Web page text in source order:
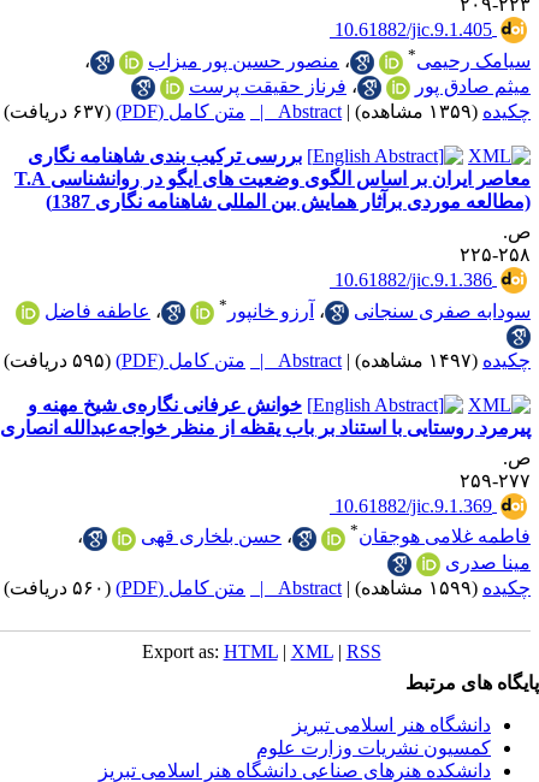
10.61882/
* ،منصور حسین پور میزاب
،
پور
، فرناز حقیقت پرست
|
Abstract | متن کامل (PDF) (۶۳۷ دریافت)
بررسی ترکیب بندی شاهنامه نگاری
معاصر ایران بر اساس الگوی وضعیت های ایگو در روانشناسی T.A
برآثار همایش بین المللی شاهنامه نگاری 1387)
10.61882/
صفری سنجانی
،آرزو خانپور * ،عاطفه فاضل
|
Abstract | متن کامل (PDF) (۵۹۵ دریافت)
خوانش عرفانی نگاره‌ی شیخ مهنه و
با استناد بر باب یقظه از منظر خواجه‌عبدالله انصاری
10.61882/
هوجقان
،حسن بلخاری قهی
،
|
Abstract | متن کامل (PDF) (۵۶۰ دریافت)
Export as:HTML|XML
مرتبط
هنر اسلامی تبریز
نشریات وزارت علوم
هنرهای صناعی دانشگاه هنر اسلامی تبریز